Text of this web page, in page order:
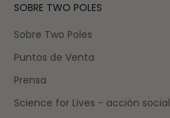
SOBRE TWO POLES
Sobre Two Poles
Puntos de Venta
Prensa
Science for Lives - acción social